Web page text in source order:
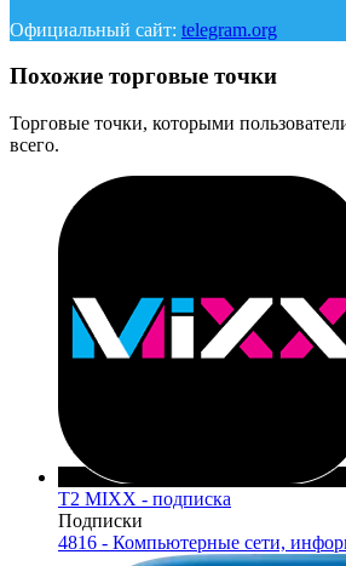
Официальный сайт: telegram.org
Похожие торговые точки
Торговые точки, которыми
всего.
T2 MIXX - подписка
Подписки
4816 - Компьютерные сети,